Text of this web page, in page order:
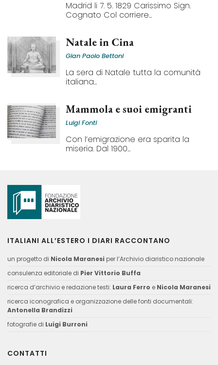
Madrid li 7. 5. 1829 Carissimo Sign.
Cognato Col corriere...
Natale in Cina
Gian Paolo Bettoni
La sera di Natale tutta la comunità
italiana...
Mammola e suoi emigranti
Luigi Fonti
Con l’emigrazione era sparita la
miseria. Dal 1900...
ITALIANI ALL’ESTERO I DIARI RACCONTANO
un progetto di Nicola Maranesi per l’Archivio diaristico nazionale
consulenza editoriale di Pier Vittorio Buffa
ricerca d’archivio e redazione testi: Laura Ferro e Nicola Maranesi
ricerca iconografica e organizzazione delle fonti documentali:
Antonella Brandizzi
fotografie di Luigi Burroni
CONTATTI